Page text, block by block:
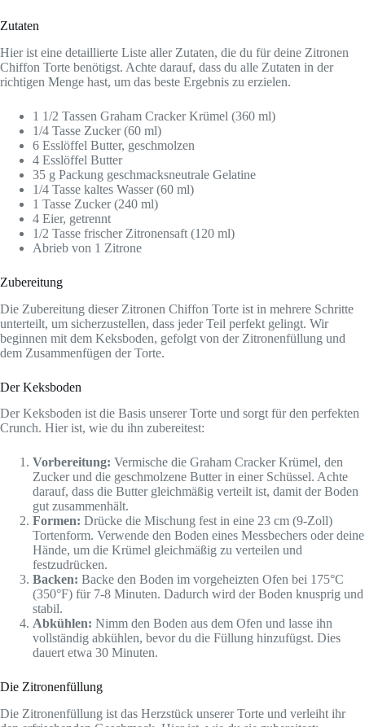
Zutaten
Hier ist eine detaillierte Liste aller Zutaten, die du für deine Zitronen
Chiffon Torte benötigst. Achte darauf, dass du alle Zutaten in der
richtigen Menge hast, um das beste Ergebnis zu erzielen.
1 1/2 Tassen Graham Cracker Krümel (360 ml)
1/4 Tasse Zucker (60 ml)
6 Esslöffel Butter, geschmolzen
4 Esslöffel Butter
35 g Packung geschmacksneutrale Gelatine
1/4 Tasse kaltes Wasser (60 ml)
1 Tasse Zucker (240 ml)
4 Eier, getrennt
1/2 Tasse frischer Zitronensaft (120 ml)
Abrieb von 1 Zitrone
Zubereitung
Die Zubereitung dieser Zitronen Chiffon Torte ist in mehrere Schritte
unterteilt, um sicherzustellen, dass jeder Teil perfekt gelingt. Wir
beginnen mit dem Keksboden, gefolgt von der Zitronenfüllung und
dem Zusammenfügen der Torte.
Der Keksboden
Der Keksboden ist die Basis unserer Torte und sorgt für den perfekten
Crunch. Hier ist, wie du ihn zubereitest:
Vorbereitung: Vermische die Graham Cracker Krümel, den
Zucker und die geschmolzene Butter in einer Schüssel. Achte
darauf, dass die Butter gleichmäßig verteilt ist, damit der Boden
gut zusammenhält.
Formen: Drücke die Mischung fest in eine 23 cm (9-Zoll)
Tortenform. Verwende den Boden eines Messbechers oder deine
Hände, um die Krümel gleichmäßig zu verteilen und
festzudrücken.
Backen: Backe den Boden im vorgeheizten Ofen bei 175°C
(350°F) für 7-8 Minuten. Dadurch wird der Boden knusprig und
stabil.
Abkühlen: Nimm den Boden aus dem Ofen und lasse ihn
vollständig abkühlen, bevor du die Füllung hinzufügst. Dies
dauert etwa 30 Minuten.
Die Zitronenfüllung
Die Zitronenfüllung ist das Herzstück unserer Torte und verleiht ihr